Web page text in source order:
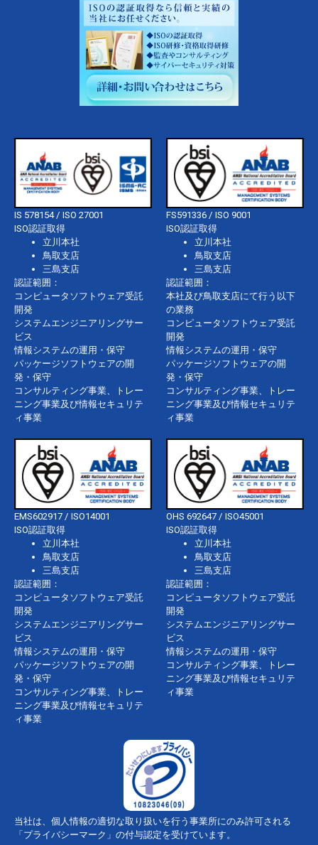
IS 578154 / ISO 27001
ISO認証取得
立川本社
鳥取支店
三島支店
認証範囲：
コンピュータソフトウェア受託
開発
システムエンジニアリングサー
ビス
情報システムの運用・保守
パッケージソフトウェアの開
発・保守
コンサルティング事業、トレー
ニング事業及び情報セキュリテ
ィ事業
FS591336 / ISO 9001
ISO認証取得
立川本社
鳥取支店
三島支店
認証範囲：
本社及び鳥取支店にて行う以下
の業務
コンピュータソフトウェア受託
開発
情報システムの運用・保守
パッケージソフトウェアの開
発・保守
コンサルティング事業、トレー
ニング事業及び情報セキュリテ
ィ事業
EMS602917 / ISO14001
ISO認証取得
立川本社
鳥取支店
三島支店
認証範囲：
コンピュータソフトウェア受託
開発
システムエンジニアリングサー
ビス
情報システムの運用・保守
パッケージソフトウェアの開
発・保守
コンサルティング事業、トレー
ニング事業及び情報セキュリテ
ィ事業
OHS 692647 / ISO45001
ISO認証取得
立川本社
鳥取支店
三島支店
認証範囲：
コンピュータソフトウェア受託
開発
システムエンジニアリングサー
ビス
情報システムの運用・保守
コンサルティング事業、トレー
ニング事業及び情報セキュリテ
ィ事業
当社は、個人情報の適切な取り扱いを行う事業所にのみ許可される
「プライバシーマーク」の付与認定を受けています。